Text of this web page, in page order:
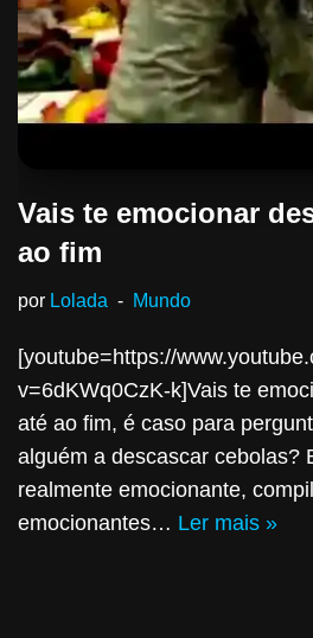
Vais te emocionar
ao fim
por Lolada Mundo
[youtube=https://
v=6dKWq0CzK-k]Vais te
até ao fim, é caso para
alguém a descascar cebolas?
realmente emocionante,
emocionantes… Ler mais »